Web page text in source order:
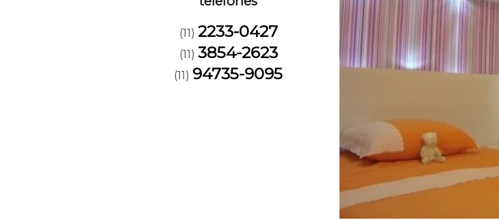
(11) 2233-0427
(11) 3854-2623
(11) 94735-9095